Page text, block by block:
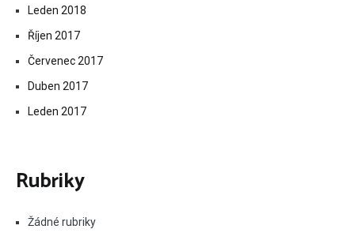
Leden 2018
Říjen 2017
Červenec 2017
Duben 2017
Leden 2017
Rubriky
Žádné rubriky